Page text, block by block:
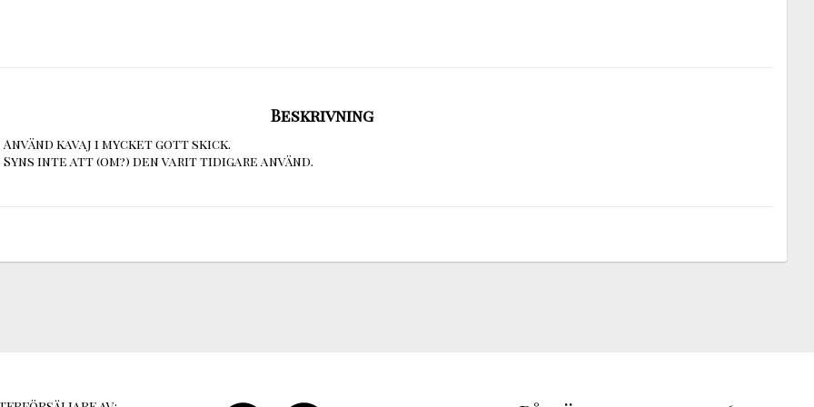
Beskrivning
Använd kavaj i mycket gott skick.
Syns inte att (om?) den varit tidigare använd.